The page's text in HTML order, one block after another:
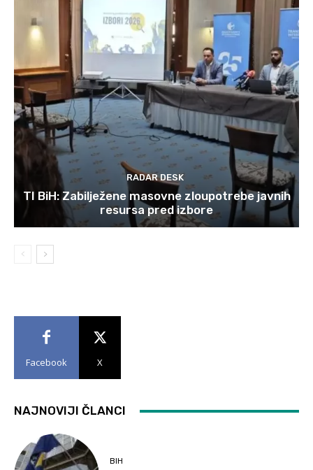
RADAR DESK
TI BiH: Zabilježene masovne zloupotrebe javnih
resursa pred izbore
Facebook X
NAJNOVIJI ČLANCI
BIH